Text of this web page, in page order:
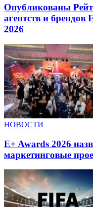
Опубликованы
агентств и
2026
НОВОСТИ
E+ Awards 2026
маркетинговые